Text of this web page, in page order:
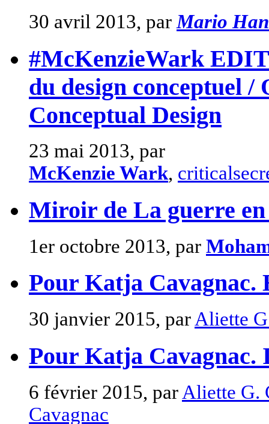
30 avril 2013, par Mario
#McKenzieWark
du design conceptuel /
Conceptual Design
23 mai 2013, par
McKenzie Wark,
Miroir de La guerre
1er octobre 2013, par
Pour Katja Cavagnac.
30 janvier 2015, par Aliette
Pour Katja Cavagnac.
6 février 2015, par Aliette G.
Cavagnac